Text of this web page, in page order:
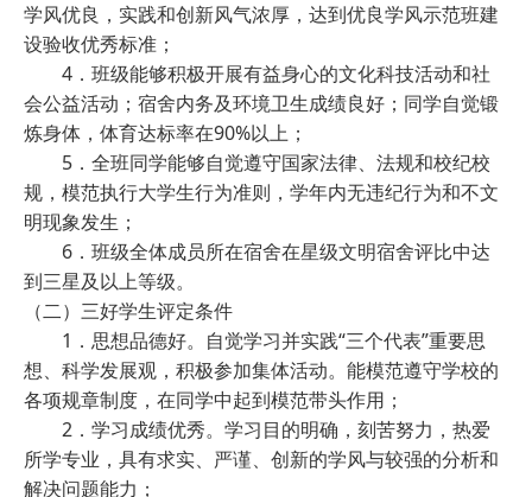
学风优良，实践和创新风气浓厚，达到优良学风示范班建
设验收优秀标准；
4．班级能够积极开展有益身心的文化科技活动和社
会公益活动；宿舍内务及环境卫生成绩良好；同学自觉锻
炼身体，体育达标率在90%以上；
5．全班同学能够自觉遵守国家法律、法规和校纪校
规，模范执行大学生行为准则，学年内无违纪行为和不文
明现象发生；
6．班级全体成员所在宿舍在星级文明宿舍评比中达
到三星及以上等级。
（二）三好学生评定条件
1．思想品德好。自觉学习并实践“三个代表”重要思
想、科学发展观，积极参加集体活动。能模范遵守学校的
各项规章制度，在同学中起到模范带头作用；
2．学习成绩优秀。学习目的明确，刻苦努力，热爱
所学专业，具有求实、严谨、创新的学风与较强的分析和
解决问题能力；